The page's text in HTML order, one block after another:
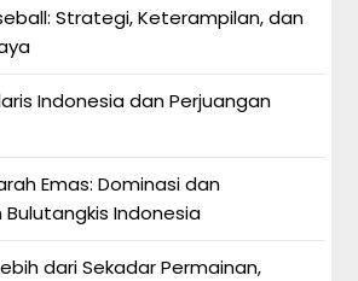
Strategi, Keterampilan, dan
Indonesia dan Perjuangan
Emas: Dominasi dan
Indonesia
dari Sekadar Permainan,